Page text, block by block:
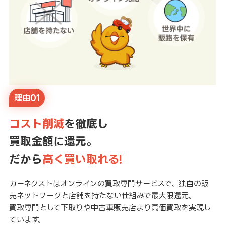
理由01
コスト削減を徹底し
買取金額に還元。
だから高く買い取れる!
カーネクストはオンラインの買取専門サービスで、独自の販
売ネットワークと店舗を持たない仕組みで最大限還元。
買取専門として下取りや中古車販売店より高価買取を実現し
ています。